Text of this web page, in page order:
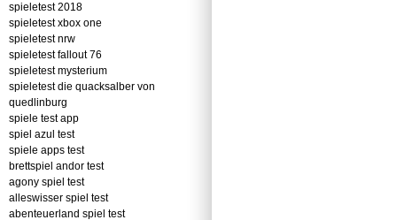
spieletest 2018
spieletest xbox one
spieletest nrw
spieletest fallout 76
spieletest mysterium
spieletest die quacksalber von
quedlinburg
spiele test app
spiel azul test
spiele apps test
brettspiel andor test
agony spiel test
alleswisser spiel test
abenteuerland spiel test